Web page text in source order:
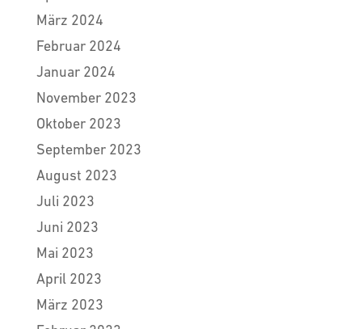
März 2024
Februar 2024
Januar 2024
November 2023
Oktober 2023
September 2023
August 2023
Juli 2023
Juni 2023
Mai 2023
April 2023
März 2023